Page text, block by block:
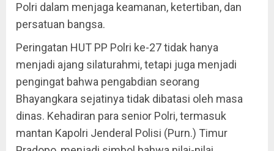
Polri dalam menjaga keamanan, ketertiban, dan
persatuan bangsa.
Peringatan HUT PP Polri ke-27 tidak hanya
menjadi ajang silaturahmi, tetapi juga menjadi
pengingat bahwa pengabdian seorang
Bhayangkara sejatinya tidak dibatasi oleh masa
dinas. Kehadiran para senior Polri, termasuk
mantan Kapolri Jenderal Polisi (Purn.) Timur